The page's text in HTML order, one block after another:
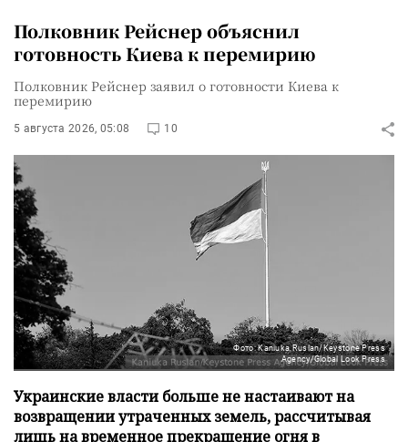
Полковник Рейснер объяснил
готовность Киева к перемирию
Полковник Рейснер заявил о готовности Киева к
перемирию
5 августа 2026, 05:08 10
Фото: Kaniuka Ruslan/Keystone Press
Agency/Global Look Press
Украинские власти больше не настаивают на
возвращении утраченных земель, рассчитывая
лишь на временное прекращение огня в